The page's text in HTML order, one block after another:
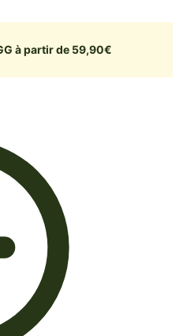
à partir de 59,90€